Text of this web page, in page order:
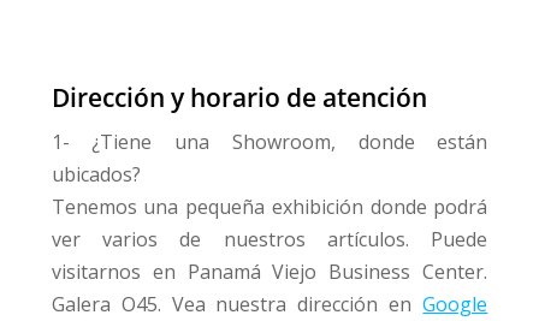
Dirección y horario de atención
1- ¿Tiene una Showroom, donde están
ubicados?
Tenemos una pequeña exhibición donde podrá
ver varios de nuestros artículos. Puede
visitarnos en Panamá Viejo Business Center.
Galera O45. Vea nuestra dirección enGoogle